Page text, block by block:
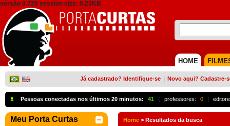
versão 0.720 session size: 0,23KB
HOME
Já cadastrado? Identifique-se Novo aqui? Cadastre-
Pessoas conectadas nos últimos 20 minutos: 41 { professores: 0 |
Meu Porta Curtas Home > Resultados da busca